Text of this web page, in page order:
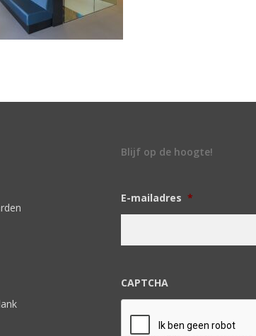
Blijf op de hoogte!
E-mailadres *
CAPTCHA